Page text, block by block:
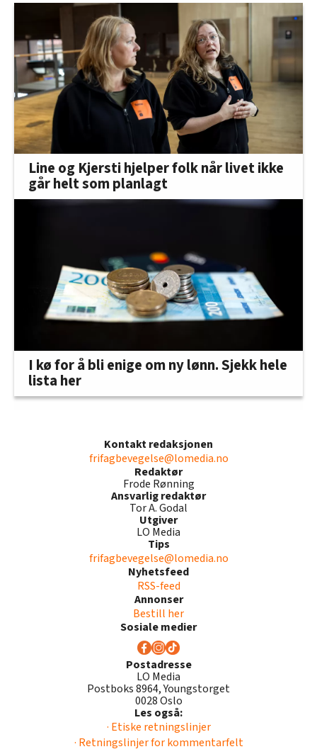
Line og Kjersti hjelper folk når livet ikke
går helt som planlagt
I kø for å bli enige om ny lønn. Sjekk hele
lista her
Kontakt redaksjonen
frifagbevegelse@lomedia.no
Redaktør
Frode Rønning
Ansvarlig redaktør
Tor A. Godal
Utgiver
LO Media
Tips
frifagbevegelse@lomedia.no
Nyhetsfeed
RSS-feed
Annonser
Bestill her
Sosiale medier
Postadresse
LO Media
Postboks 8964, Youngstorget
0028 Oslo
Les også:
· Etiske retningslinjer
· Retningslinjer for kommentarfelt